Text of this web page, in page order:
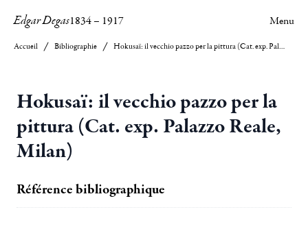
Edgar Degas1834– 1917 Menu
Accueil Bibliographie Hokusaï: il vecchio pazzo per la pittura (Cat. exp. Palazzo Reale, Milan)
Hokusaï: il vecchio pazzo per la
pittura (Cat. exp. Palazzo Reale,
Milan)
Référence bibliographique